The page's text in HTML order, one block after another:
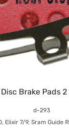
Brake Pads
d-293
Elixir 7/9, Sram Guide